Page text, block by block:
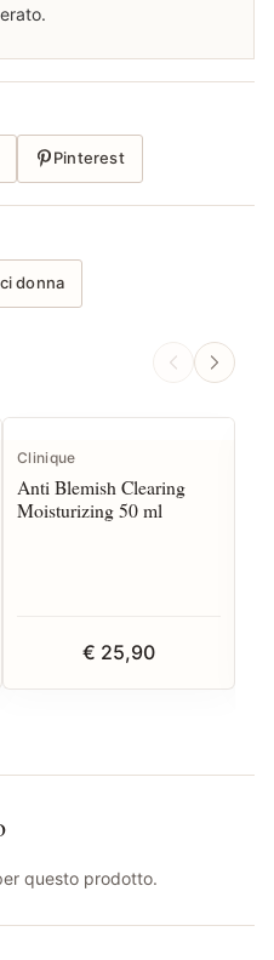
Pinterest
donna
Clinique
Anti Blemish Clearing
Moisturizing 50 ml
€ 25,90
questo prodotto.